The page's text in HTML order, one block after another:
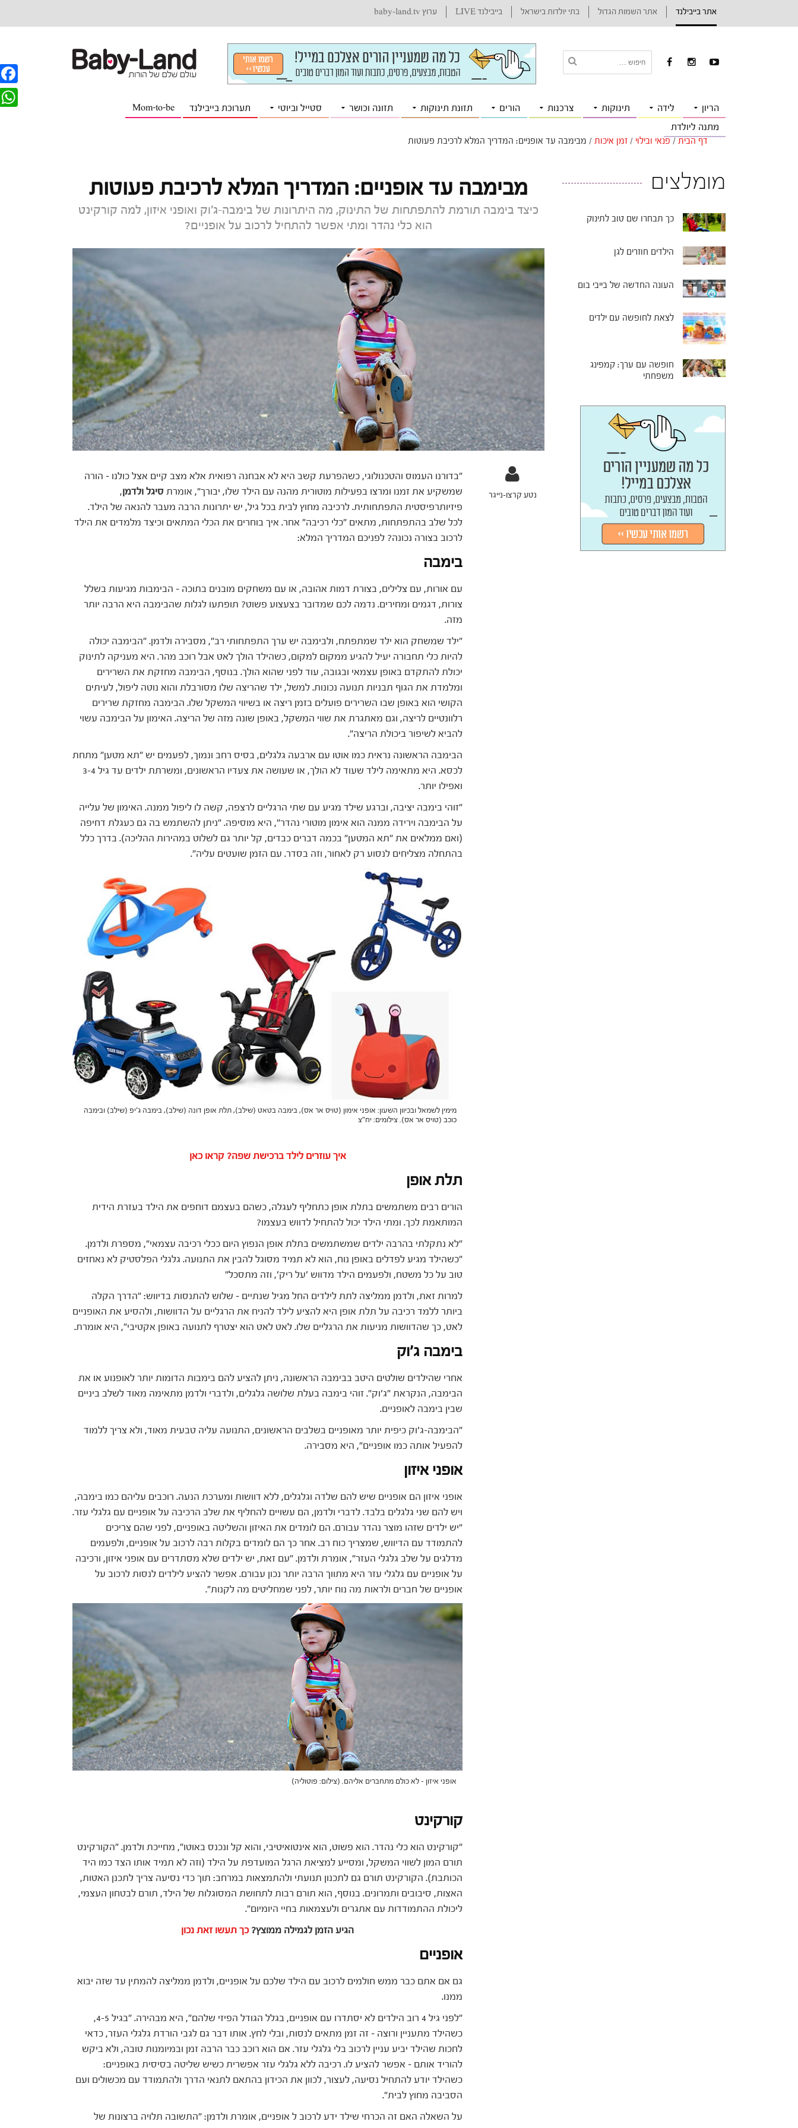
אתר בייבילנד אתר השמות הגדול בתי יולדות בישראל בייבילנד LIVE ערוץ baby-land.tv
הריון לידה תינוקות צרכנות הורים תזונת תינוקות תזונה וכושר סטייל וביוטי תערוכת בייבילנד Mom-to-be
מתנה ליולדת
דף הבית / פנאי ובילוי / זמן איכות / מבימבה עד אופניים: המדריך המלא לרכיבת פעוטות
מבימבה עד אופניים: המדריך המלא לרכיבת פעוטות
כיצד בימבה תורמת להתפתחות של התינוק, מה היתרונות של בימבה-ג'וק ואופני איזון, למה קורקינט
הוא כלי נהדר ומתי אפשר להתחיל לרכוב על אופניים?
נטע קרצו-נייגר
"בדורנו העמוס והטכנולוגי, כשהפרעת קשב היא לא אבחנה רפואית אלא מצב קיים אצל כולנו – הורה
שמשקיע את זמנו ומרצו בפעילות מוטורית מהנה עם הילד שלו, יבורך", אומרת סיגל ולדמן,
פיזיותרפיסטית התפתחותית. לרכיבה מחוץ לבית בכל גיל, יש יתרונות הרבה מעבר להנאה של הילד.
לכל שלב בהתפתחות, מתאים "כלי רכיבה" אחר. איך בוחרים את הכלי המתאים וכיצד מלמדים את הילד
לרכוב בצורה נכונה? לפניכם המדריך המלא:
בימבה
עם אורות, עם צלילים, בצורת דמות אהובה, או עם משחקים מובנים בתוכה – הבימבות מגיעות בשלל
צורות, דגמים ומחירים. נדמה לכם שמדובר בצעצוע פשוט? תופתעו לגלות שהבימבה היא הרבה יותר
מזה.
"ילד שמשחק הוא ילד שמתפתח, ולבימבה יש ערך התפתחותי רב", מסבירה ולדמן. "הבימבה יכולה
להיות כלי תחבורה יעיל להגיע ממקום למקום, כשהילד הולך לאט אבל רוכב מהר. היא מעניקה לתינוק
יכולת להתקדם באופן עצמאי ובגובה, עוד לפני שהוא הולך. בנוסף, הבימבה מחזקת את השרירים
ומלמדת את הגוף תבניות תנועה נכונות. למשל, ילד שהריצה שלו מסורבלת והוא נוטה ליפול, לעיתים
הקושי הוא באופן שבו השרירים פועלים בזמן ריצה או בשיווי המשקל שלו. הבימבה מחזקת שרירים
רלוונטיים לריצה, וגם מאתגרת את שווי המשקל, באופן שונה מזה של הריצה. האימון על הבימבה עשוי
להביא לשיפור ביכולת הריצה".
הבימבה הראשונה נראית כמו אוטו עם ארבעה גלגלים, בסיס רחב ונמוך, לפעמים יש "תא מטען" מתחת
לכסא. היא מתאימה לילד שעוד לא הולך, או שעושה את צעדיו הראשונים, ומשרתת ילדים עד גיל 3-4
ואפילו יותר.
"זוהי בימבה יציבה, וברגע שילד מגיע עם שתי הרגליים לרצפה, קשה לו ליפול ממנה. האימון של עלייה
על הבימבה וירידה ממנה הוא אימון מוטורי נהדר", היא מוסיפה. "ניתן להשתמש בה גם כעגלת דחיפה
(ואם ממלאים את "תא המטען" בכמה דברים כבדים, קל יותר גם לשלוט במהירות ההליכה). בדרך כלל
בהתחלה מצליחים לנסוע רק לאחור, וזה בסדר. עם הזמן שועטים עליה".
מימין לשמאל ובכיוון השעון: אופני אימון (טויס אר אס), בימבה בטאט (שילב), תלת אופן דונה (שילב), בימבה ג'יפ (שילב) ובימבה
כוכב (טויס אר אס). צילומים: יח"צ
איך עוזרים לילד ברכישת שפה? קראו כאן
תלת אופן
הורים רבים משתמשים בתלת אופן כתחליף לעגלה, כשהם בעצמם דוחפים את הילד בעזרת הידית
המותאמת לכך. ומתי הילד יכול להתחיל לדווש בעצמו?
"לא נתקלתי בהרבה ילדים שמשתמשים בתלת אופן הנפוץ היום ככלי רכיבה עצמאי", מספרת ולדמן.
"כשהילד מגיע לפדלים באופן נוח, הוא לא תמיד מסוגל להבין את התנועה. גלגלי הפלסטיק לא נאחזים
טוב על כל משטח, ולפעמים הילד מדווש 'על ריק', וזה מתסכל"
למרות זאת, ולדמן ממליצה לתת לילדים החל מגיל שנתיים – שלוש להתנסות בדיווש: "הדרך הקלה
ביותר ללמד רכיבה על תלת אופן היא להציע לילד להניח את הרגליים על הדוושות, ולהסיע את האופניים
לאט, כך שהדוושות מניעות את הרגליים שלו. לאט לאט הוא יצטרף לתנועה באופן אקטיבי", היא אומרת.
בימבה ג'וק
אחרי שהילדים שולטים היטב בבימבה הראשונה, ניתן להציע להם בימבות הדומות יותר לאופנוע או את
הבימבה, הנקראת "ג'וק". זוהי בימבה בעלת שלושה גלגלים, ולדברי ולדמן מתאימה מאוד לשלב ביניים
שבין בימבה לאופניים.
"הבימבה-ג'וק כיפית יותר מאופניים בשלבים הראשונים, התנועה עליה טבעית מאוד, ולא צריך ללמוד
להפעיל אותה כמו אופניים", היא מסבירה.
אופני איזון
אופני איזון הם אופניים שיש להם שלדה וגלגלים, ללא דוושות ומערכת הנעה. רוכבים עליהם כמו בימבה,
ויש להם שני גלגלים בלבד. לדברי ולדמן, הם עשויים להחליף את שלב הרכיבה על אופניים עם גלגלי עזר.
"יש ילדים שזהו מוצר נהדר עבורם. הם לומדים את האיזון והשליטה באופניים, לפני שהם צריכים
להתמודד עם הדיווש, שמצריך כוח רב. אחר כך הם לומדים בקלות רבה לרכוב על אופניים, ולפעמים
מדלגים על שלב גלגלי העזר", אומרת ולדמן. "עם זאת, יש ילדים שלא מסתדרים עם אופני איזון, ורכיבה
על אופניים עם גלגלי עזר היא מתווך הרבה יותר נכון עבורם. אפשר להציע לילדים לנסות לרכוב על
אופניים של חברים ולראות מה נוח יותר, לפני שמחליטים מה לקנות".
אופני איזון – לא כולם מתחברים אליהם. (צילום: פוטוליה)
קורקינט
"קורקינט הוא כלי נהדר. הוא פשוט, הוא אינטואיטיבי, והוא קל ונכנס באוטו", מחייכת ולדמן. "הקורקינט
תורם המון לשווי המשקל, ומסייע למציאת הרגל המועדפת על הילד (וזה לא תמיד אותו הצד כמו היד
הכותבת). הקורקינט תורם גם לתכנון תנועתי ולהתמצאות במרחב: תוך כדי נסיעה צריך לתכנן האטות,
האצות, סיבובים ותמרונים. בנוסף, הוא תורם רבות לתחושת המסוגלות של הילד, תורם לבטחון העצמי,
ליכולת ההתמודדות עם אתגרים ולעצמאות בחיי היומיום".
הגיע הזמן לגמילה ממוצץ? כך תעשו זאת נכון
אופניים
גם אם אתם כבר ממש חולמים לרכוב עם הילד שלכם על אופניים, ולדמן ממליצה להמתין עד שזה יבוא
ממנו.
"לפני גיל 4 רוב הילדים לא יסתדרו עם אופניים, בגלל הגודל הפיזי שלהם", היא מבהירה. "בגיל 4-5,
כשהילד מתעניין ורוצה – זה זמן מתאים לנסות, ובלי לחץ. אותו דבר גם לגבי הורדת גלגלי העזר, כדאי
לחכות שהילד יביע עניין לרכוב בלי גלגלי עזר. אם הוא רוכב כבר הרבה זמן ובמיומנות טובה, ולא ביקש
להוריד אותם – אפשר להציע לו. רכיבה ללא גלגלי עזר אפשרית כשיש שליטה בסיסית באופניים:
כשהילד יודע להתחיל נסיעה, לעצור, לכוון את הכידון בהתאם לתנאי הדרך ולהתמודד עם מכשולים ועם
הסביבה מחוץ לבית".
על השאלה האם זה הכרחי שילד ידע לרכוב ל אופניים, אומרת ולדמן: "התשובה תלויה ברצונות של
מומלצים
כך תבחרו שם טוב לתינוק
הילדים חוזרים לגן
העונה החדשה של בייבי בום
לצאת לחופשה עם ילדים
חופשה עם ערך: קמפינג
משפחתי
F